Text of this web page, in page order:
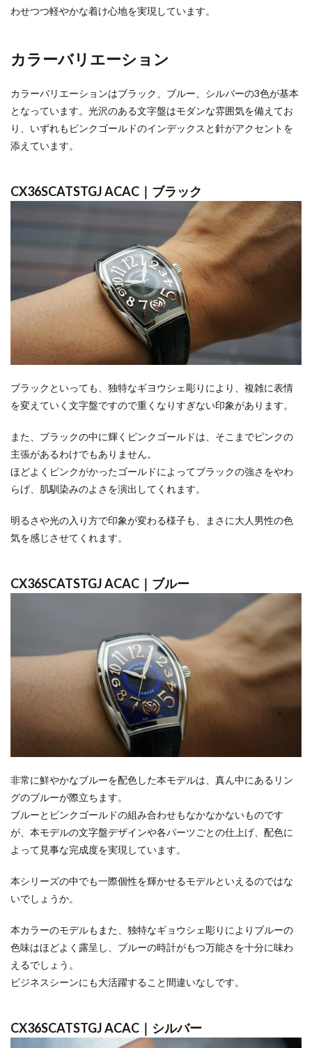
わせつつ軽やかな着け心地を実現しています。
カラーバリエーション
カラーバリエーションはブラック、ブルー、シルバーの3色が基本
となっています。光沢のある文字盤はモダンな雰囲気を備えてお
り、いずれもピンクゴールドのインデックスと針がアクセントを
添えています。
CX36SCATSTGJ ACAC｜ブラック
ブラックといっても、独特なギヨウシェ彫りにより、複雑に表情
を変えていく文字盤ですので重くなりすぎない印象があります。
また、ブラックの中に輝くピンクゴールドは、そこまでピンクの
主張があるわけでもありません。
ほどよくピンクがかったゴールドによってブラックの強さをやわ
らげ、肌馴染みのよさを演出してくれます。
明るさや光の入り方で印象が変わる様子も、まさに大人男性の色
気を感じさせてくれます。
CX36SCATSTGJ ACAC｜ブルー
非常に鮮やかなブルーを配色した本モデルは、真ん中にあるリン
グのブルーが際立ちます。
ブルーとピンクゴールドの組み合わせもなかなかないものです
が、本モデルの文字盤デザインや各パーツごとの仕上げ、配色に
よって見事な完成度を実現しています。
本シリーズの中でも一際個性を輝かせるモデルといえるのではな
いでしょうか。
本カラーのモデルもまた、独特なギョウシェ彫りによりブルーの
色味はほどよく露呈し、ブルーの時計がもつ万能さを十分に味わ
えるでしょう。
ビジネスシーンにも大活躍すること間違いなしです。
CX36SCATSTGJ ACAC｜シルバー